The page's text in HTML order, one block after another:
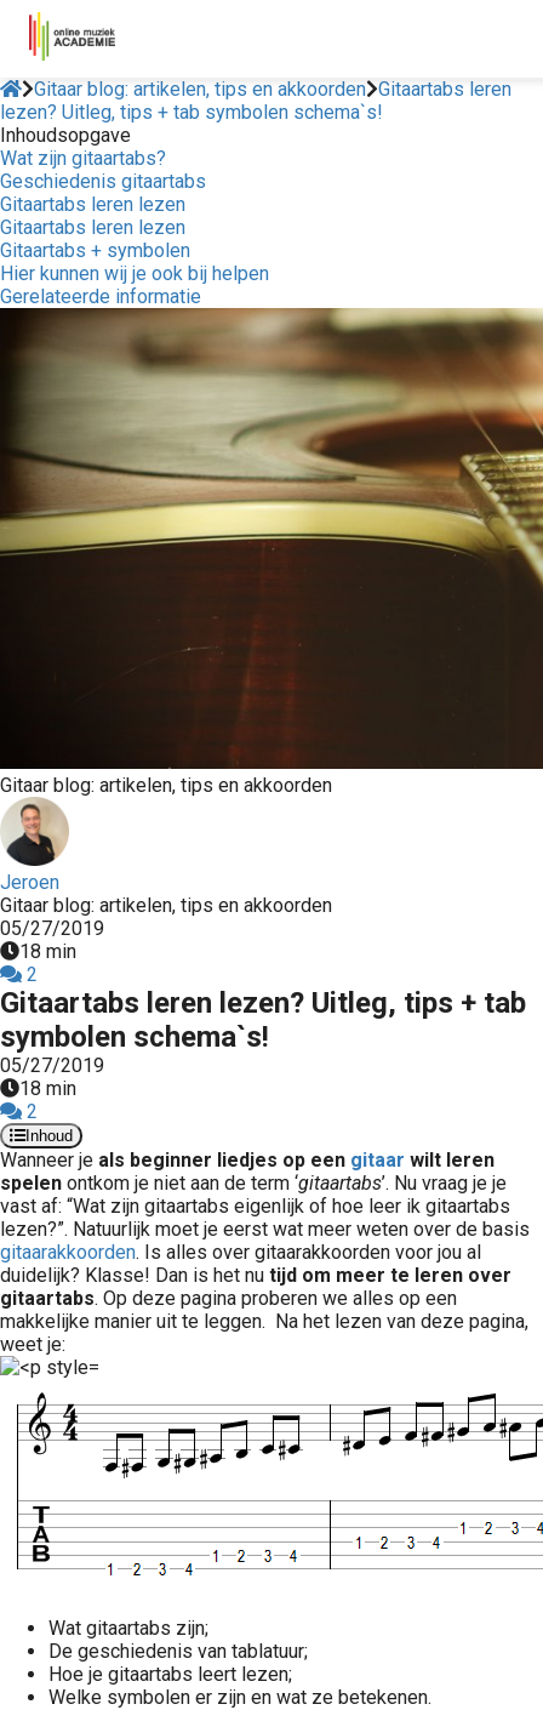
Gitaar blog: artikelen, tips en akkoorden Gitaartabs leren
lezen? Uitleg, tips + tab symbolen schema`s!
Inhoudsopgave
Wat zijn gitaartabs?
Geschiedenis gitaartabs
Gitaartabs leren lezen
Gitaartabs leren lezen
Gitaartabs + symbolen
Hier kunnen wij je ook bij helpen
Gerelateerde informatie
Gitaar blog: artikelen, tips en akkoorden
Jeroen
Gitaar blog: artikelen, tips en akkoorden
05/27/2019
18 min
2
Gitaartabs leren lezen? Uitleg, tips + tab
symbolen schema`s!
05/27/2019
18 min
2
Inhoud
Wanneer je als beginner liedjes op een gitaar wilt leren
spelen ontkom je niet aan de term ‘gitaartabs’. Nu vraag je je
vast af: “Wat zijn gitaartabs eigenlijk of hoe leer ik gitaartabs
lezen?”. Natuurlijk moet je eerst wat meer weten over de basis
gitaarakkoorden. Is alles over gitaarakkoorden voor jou al
duidelijk? Klasse! Dan is het nu tijd om meer te leren over
gitaartabs. Op deze pagina proberen we alles op een
makkelijke manier uit te leggen. Na het lezen van deze pagina,
weet je:
Wat gitaartabs zijn;
De geschiedenis van tablatuur;
Hoe je gitaartabs leert lezen;
Welke symbolen er zijn en wat ze betekenen.